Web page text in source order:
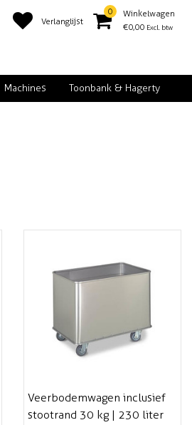
Verlanglijst
0
Winkelwagen
€0,00 Excl. btw
Machines Toonbank & Hagerty
Veerbodemwagen inclusief
stootrand 30 kg | 230 liter